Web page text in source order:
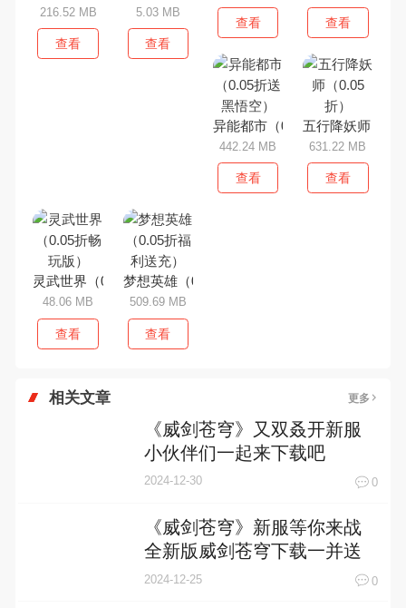
216.52 MB
查看
5.03 MB
查看
查看 查看
异能都市（0.05折送黑悟空）
442.24 MB
查看
五行降妖师（
631.22 MB
查看
灵武世界（0.05折畅玩版）
48.06 MB
查看
梦想英雄（0.05折福利送充）
509.69 MB
查看
相关文章 更多
《威剑苍穹》又双叒开新服
小伙伴们一起来下载吧
2024-12-30 0
《威剑苍穹》新服等你来战
全新版威剑苍穹下载一并送
上
2024-12-25 0